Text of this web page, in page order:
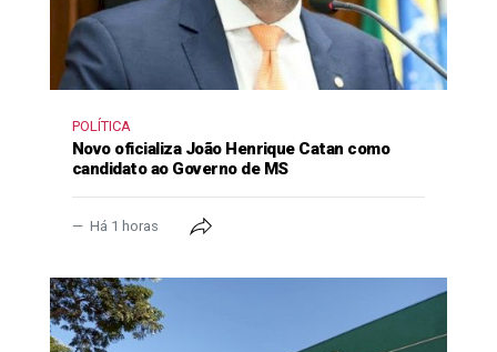
POLÍTICA
Novo oficializa João Henrique Catan como
candidato ao Governo de MS
Há 1 horas